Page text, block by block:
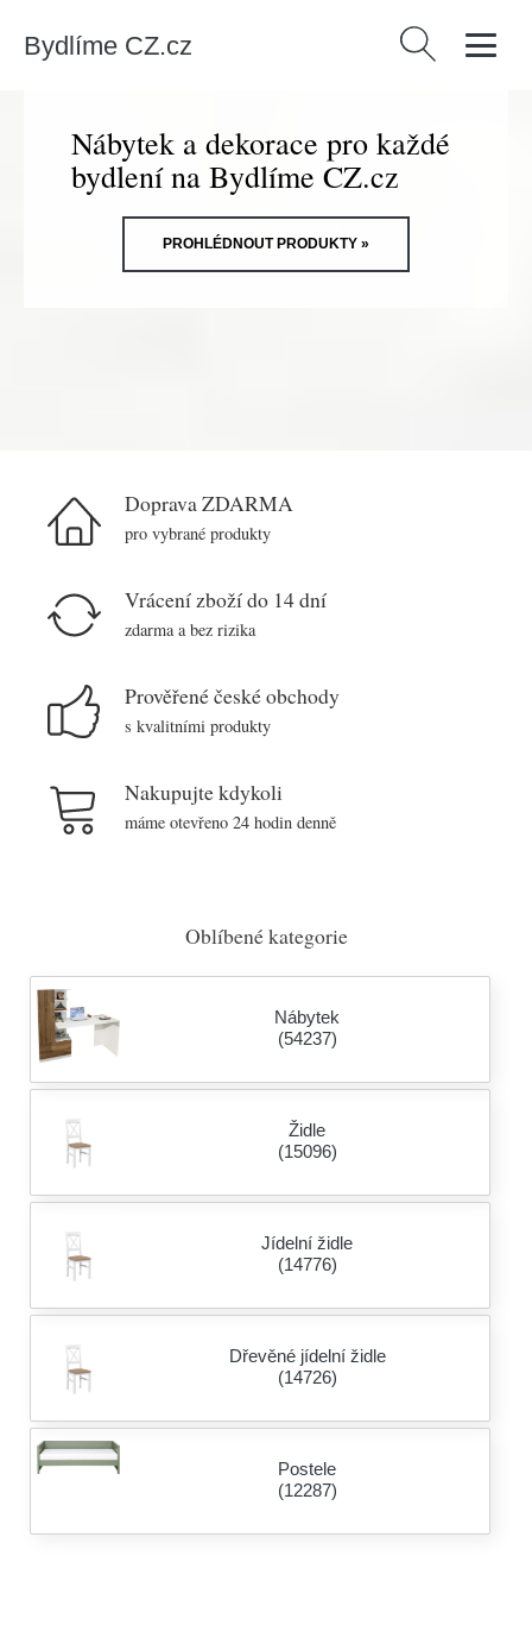
Bydlíme CZ.cz Vyhledávání
Nábytek a dekorace pro každé
bydlení na Bydlíme CZ.cz
PROHLÉDNOUT PRODUKTY »
Doprava ZDARMA
pro vybrané produkty
Vrácení zboží do 14 dní
zdarma a bez rizika
Prověřené české obchody
s kvalitními produkty
Nakupujte kdykoli
máme otevřeno 24 hodin denně
Oblíbené kategorie
Nábytek
(54237)
Židle
(15096)
Jídelní židle
(14776)
Dřevěné jídelní židle
(14726)
Postele
(12287)